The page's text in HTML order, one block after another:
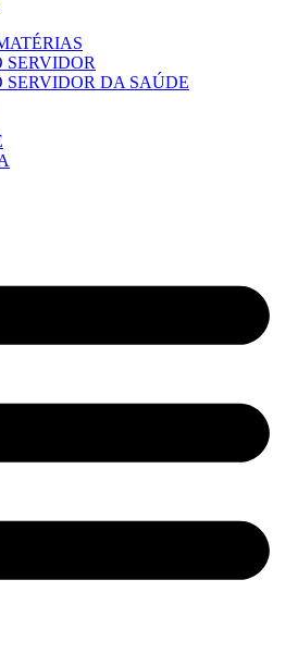
SERVIDOR
SERVIDOR DA SAÚDE